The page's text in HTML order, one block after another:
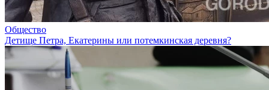
Общество
Детище Петра, Екатерины или потемкинская деревня?